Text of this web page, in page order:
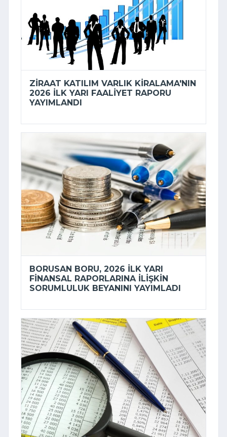
ZIRAAT KATILIM VARLIK KIRALAMA'NIN
2026 ILK YARI FAALIYET RAPORU
YAYIMLANDI
BORUSAN BORU, 2026 ILK YARI
FINANSAL RAPORLARINA ILIŞKIN
SORUMLULUK BEYANINI YAYIMLADI